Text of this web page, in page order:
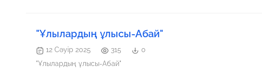
"Ұлылардың ұлысы-Абай"
12 Сәуір 2025 315
0
"Ұлылардың ұлысы-Абай"